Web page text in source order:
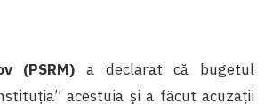
(PSRM) a declarat că bugetul
acestuia și a făcut acuzații